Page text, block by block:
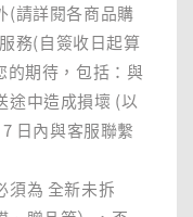
(請詳閱各商品購
務(自簽收日起算
的期待，包括：與
途中造成損壞 (以
日內與客服聯繫
須為 全新未拆